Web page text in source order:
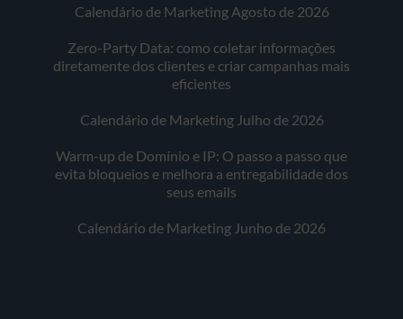
Calendário de Marketing Agosto de 2026
Zero-Party Data: como coletar informações
diretamente dos clientes e criar campanhas mais
eficientes
Calendário de Marketing Julho de 2026
Warm-up de Domínio e IP: O passo a passo que
evita bloqueios e melhora a entregabilidade dos
seus emails
Calendário de Marketing Junho de 2026